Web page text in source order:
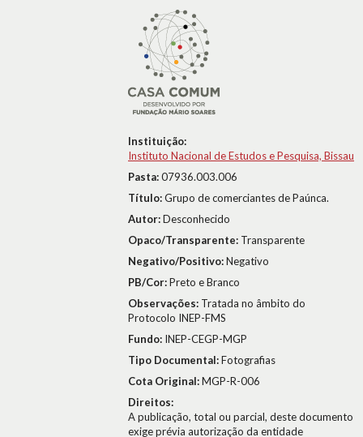
Instituição:
Instituto Nacional de Estudos e Pesquisa, Bissau
Pasta:07936.003.006
Título:Grupo de comerciantes de Paúnca.
Autor:Desconhecido
Opaco/Transparente: Transparente
Negativo/Positivo:Negativo
PB/Cor:Preto e Branco
Observações: Tratada no âmbito do
Protocolo INEP-FMS
Fundo: INEP-CEGP-MGP
Tipo Documental:Fotografias
Cota Original:MGP-R-006
Direitos:
A publicação, total ou parcial, deste documento
exige prévia autorização da entidade